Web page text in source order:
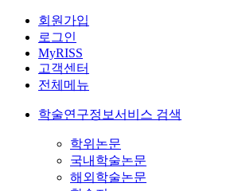
회원가입
로그인
MyRISS
고객센터
전체메뉴
학술연구정보서비스 검색
학위논문
국내학술논문
해외학술논문